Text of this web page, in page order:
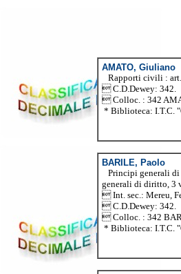
AMATO, Giuliano
Rapporti civili : art.
 C.D.Dewey: 342.
 Colloc. : 342
* Biblioteca: I.T.C.
BARILE, Paolo
Principi generali di
generali di diritto, 3
 Int. sec.: Mereu,
 C.D.Dewey: 342.
 Colloc. : 342
* Biblioteca: I.T.C.